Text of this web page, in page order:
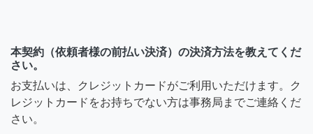
本契約（依頼者様の前払い決済）の決済方法を教えてくだ
さい。
お支払いは、クレジットカードがご利用いただけます。ク
レジットカードをお持ちでない方は事務局までご連絡くだ
さい。